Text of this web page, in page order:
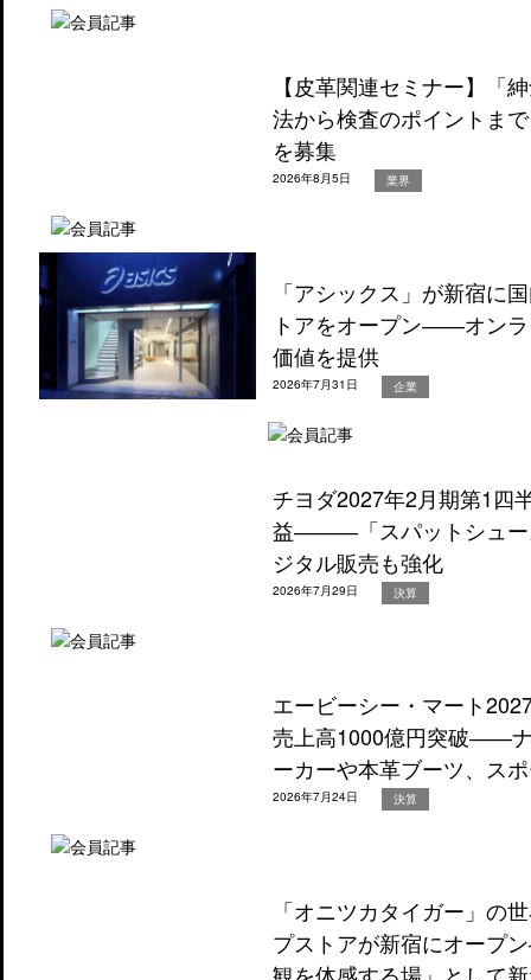
【皮革関連セミナー】「
法から検査のポイントま
を募集
2026年8月5日 業界
「アシックス」が新宿に
トアをオープン――オン
価値を提供
2026年7月31日 企業
チヨダ2027年2月期第1四
益―――「スパットシュー
ジタル販売も強化
2026年7月29日 決算
エービーシー・マート
売上高1000億円突破――
ーカーや本革ブーツ、ス
2026年7月24日 決算
「オニツカタイガー」の
プストアが新宿にオープ
観を体感する場」として